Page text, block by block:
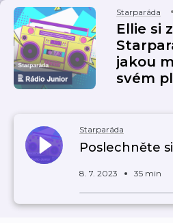
Starparáda
Ellie si
jakou
svém
Starparáda
Poslechněte
8. 7. 2023 35 min